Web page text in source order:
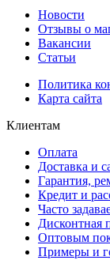
Новости
Отзывы о
Вакансии
Статьи
Политика
Карта сайта
Клиентам
Оплата
Доставка и
Гарантия,
Кредит и
Часто
Дисконтная
Оптовым
Примеры и